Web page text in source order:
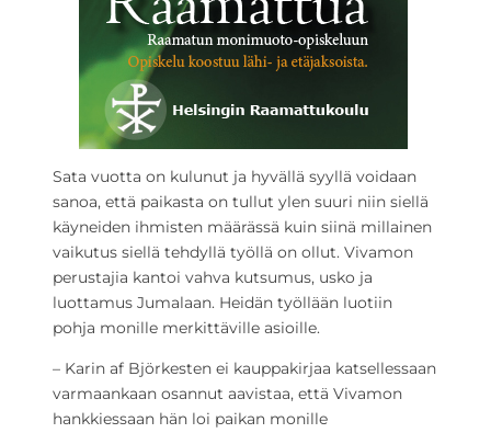
Sata vuotta on kulunut ja hyvällä syyllä voidaan
sanoa, että paikasta on tullut ylen suuri niin siellä
käyneiden ihmisten määrässä kuin siinä millainen
vaikutus siellä tehdyllä työllä on ollut. Vivamon
perustajia kantoi vahva kutsumus, usko ja
luottamus Jumalaan. Heidän työllään luotiin
pohja monille merkittäville asioille.
– Karin af Björkesten ei kauppakirjaa katsellessaan
varmaankaan osannut aavistaa, että Vivamon
hankkiessaan hän loi paikan monille